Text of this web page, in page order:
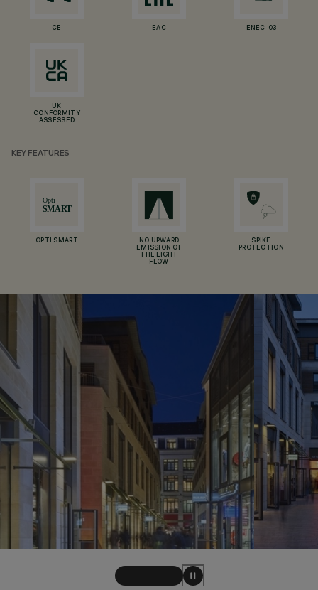
CE EAC ENEC-03
UK
CONFORMITY
ASSESSED
KEY FEATURES
OPTI SMART
NO UPWARD
EMISSION OF
THE LIGHT
FLOW
SPIKE
PROTECTION